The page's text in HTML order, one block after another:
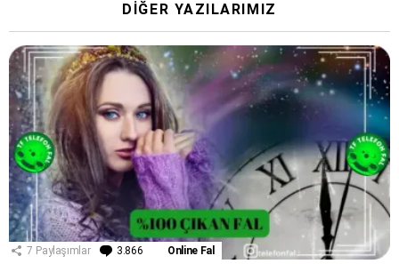
DIĞER YAZILARIMIZ
7 Paylaşımlar 3.866 YorumOnline Fal